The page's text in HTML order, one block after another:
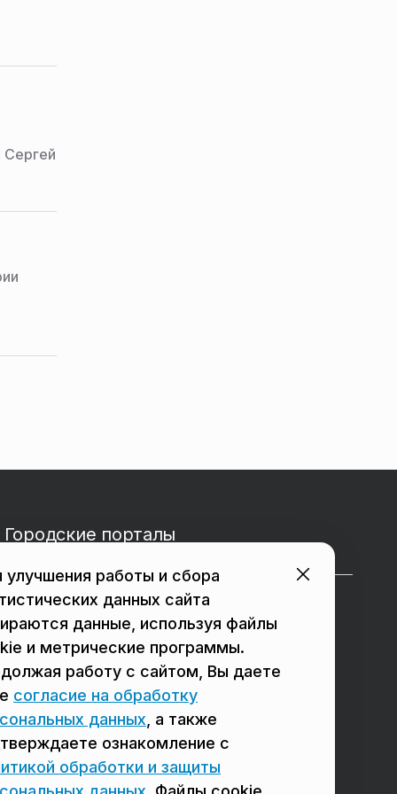
Городские порталы
в Подольске в Мытищах
в Реутове в Балашихе
в Сергиевом Посаде в Люберцах
в Домодедово в Щёлково
улучшения работы и сбора
данных сайта
данные, используя файлы
и метрические программы.
работу с сайтом, Вы даете
согласие на обработку
данных , а также
ознакомление с
обработки и защиты